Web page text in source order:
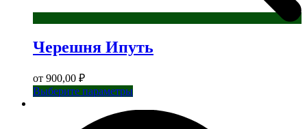
Черешня Ипуть
от 900,00 ₽
Выберите параметрыЭтот